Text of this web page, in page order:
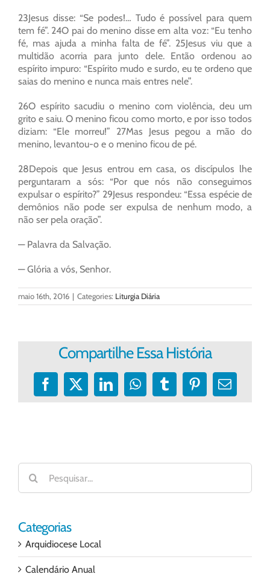
23Jesus disse: “Se podes!… Tudo é possível para quem
tem fé”. 24O pai do menino disse em alta voz: “Eu tenho
fé, mas ajuda a minha falta de fé”. 25Jesus viu que a
multidão acorria para junto dele. Então ordenou ao
espírito impuro: “Espírito mudo e surdo, eu te ordeno que
saias do menino e nunca mais entres nele”.
26O espírito sacudiu o menino com violência, deu um
grito e saiu. O menino ficou como morto, e por isso todos
diziam: “Ele morreu!” 27Mas Jesus pegou a mão do
menino, levantou-o e o menino ficou de pé.
28Depois que Jesus entrou em casa, os discípulos lhe
perguntaram a sós: “Por que nós não conseguimos
expulsar o espírito?” 29Jesus respondeu: “Essa espécie de
demônios não pode ser expulsa de nenhum modo, a
não ser pela oração”.
— Palavra da Salvação.
— Glória a vós, Senhor.
maio 16th, 2016 | Categories: Liturgia Diária
Compartilhe Essa História
Facebook
X LinkedInWhatsApp
TumblrPinterest
E-
Buscar
resultados
para:
Categorias
Arquidiocese Local
Calendário Anual